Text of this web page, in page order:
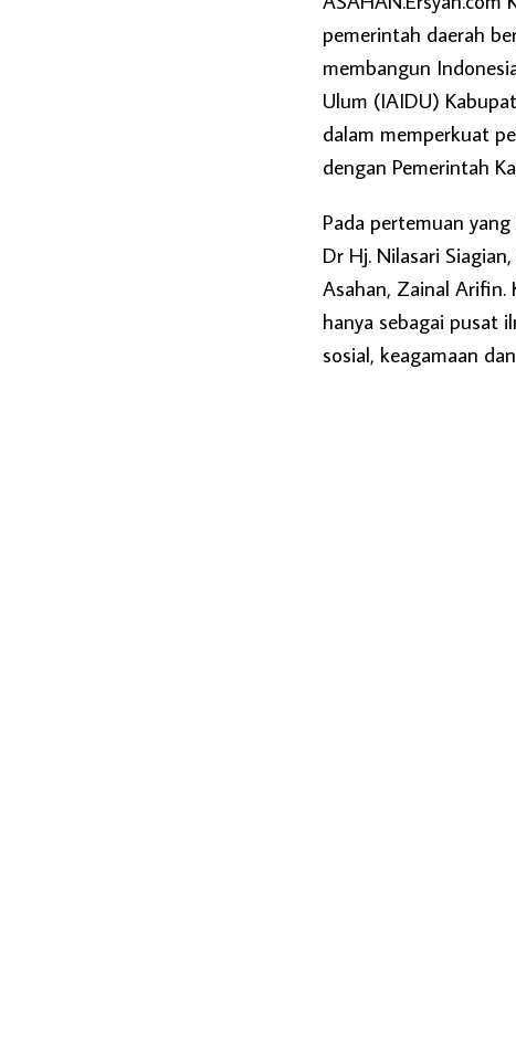
pemerintah daerah
membangun
Ulum (IAIDU)
dalam memperkuat
dengan Pemerintah
Pada pertemuan
Dr Hj. Nilasari
Asahan, Zainal Arifin.
hanya sebagai pusat
sosial, keagamaan